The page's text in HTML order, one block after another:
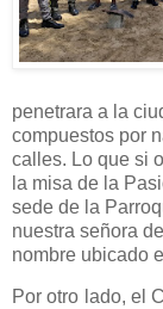
penetrara a la
compuestos por
calles. Lo que si
la misa de la
sede de la
nuestra señora
nombre ubicado
Por otro lado, el